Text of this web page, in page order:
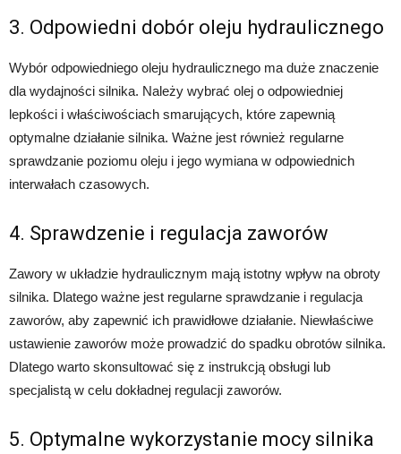
3. Odpowiedni dobór oleju hydraulicznego
Wybór odpowiedniego oleju hydraulicznego ma duże znaczenie
dla wydajności silnika. Należy wybrać olej o odpowiedniej
lepkości i właściwościach smarujących, które zapewnią
optymalne działanie silnika. Ważne jest również regularne
sprawdzanie poziomu oleju i jego wymiana w odpowiednich
interwałach czasowych.
4. Sprawdzenie i regulacja zaworów
Zawory w układzie hydraulicznym mają istotny wpływ na obroty
silnika. Dlatego ważne jest regularne sprawdzanie i regulacja
zaworów, aby zapewnić ich prawidłowe działanie. Niewłaściwe
ustawienie zaworów może prowadzić do spadku obrotów silnika.
Dlatego warto skonsultować się z instrukcją obsługi lub
specjalistą w celu dokładnej regulacji zaworów.
5. Optymalne wykorzystanie mocy silnika